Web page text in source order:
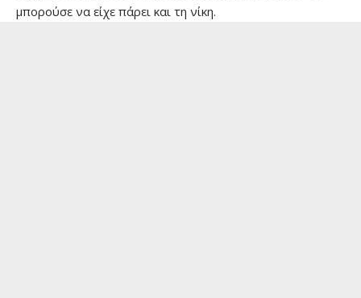
μπορούσε να είχε πάρει και τη νίκη.